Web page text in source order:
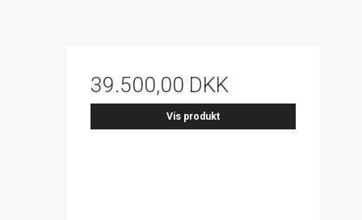
39.500,00 DKK
Vis produkt